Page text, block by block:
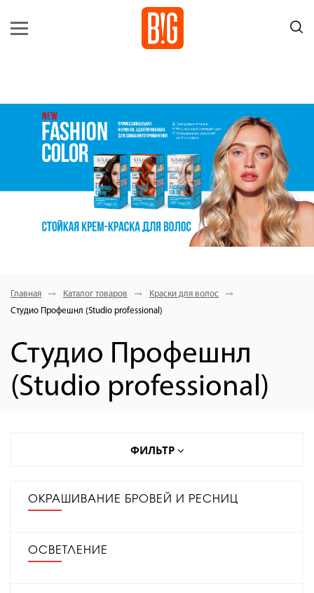
Главная Каталог товаров
Краски для волос
Студио Профешнл (Studio professional)
Студио Профешнл
(Studio professional)
ФИЛЬТР
ОКРАШИВАНИЕ БРОВЕЙ И РЕСНИЦ
ОСВЕТЛЕНИЕ